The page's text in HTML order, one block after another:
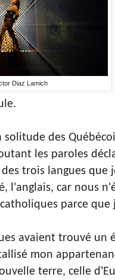
Diaz Lamich
solitude des
les paroles
des trois langues
l'anglais, car nous
parce que
avaient trouvé un
mon
terre, celle